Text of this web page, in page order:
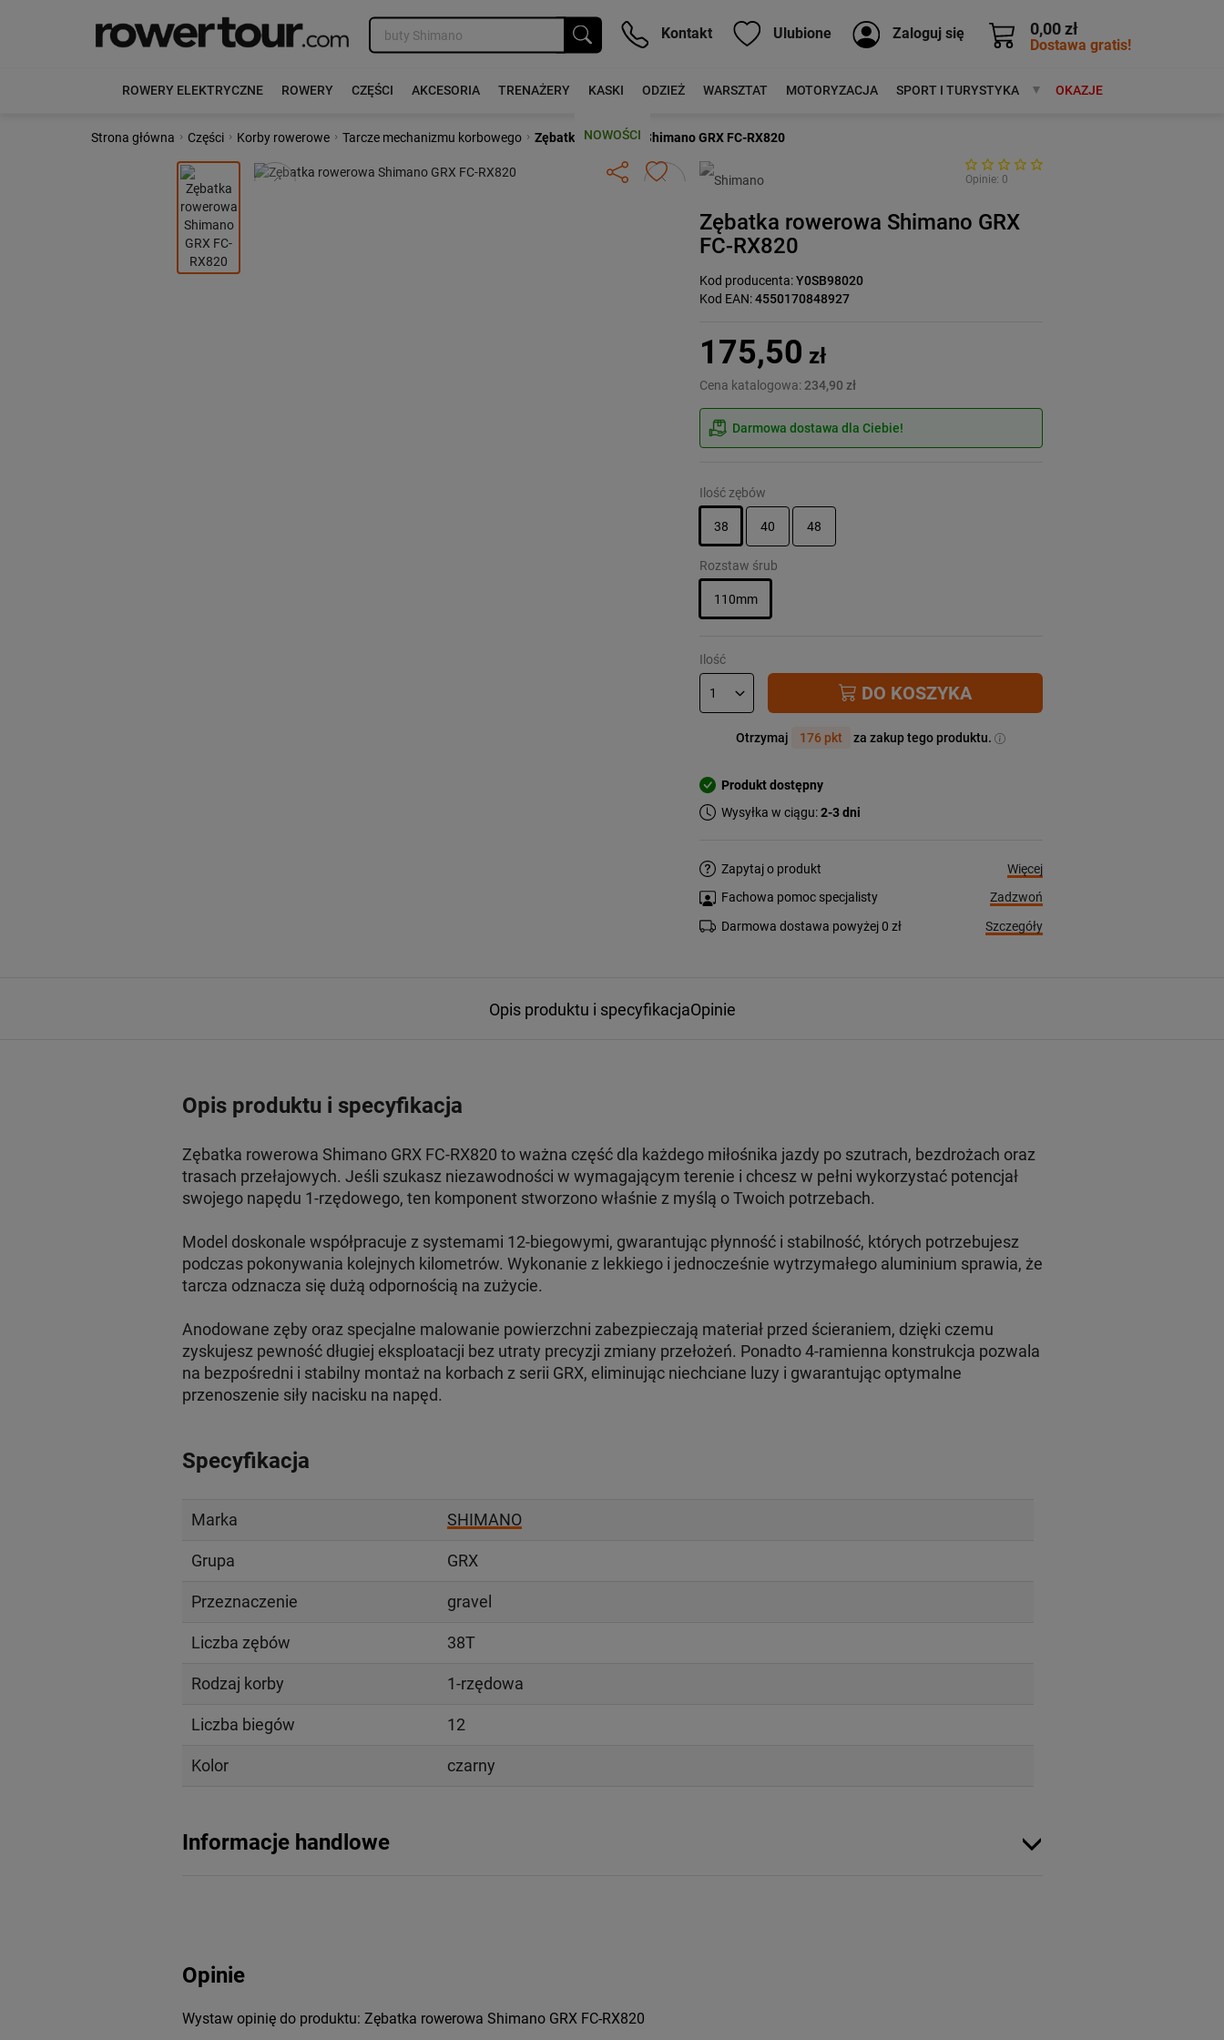
0,00 zł
Dostawa gratis!
Kontakt Ulubione Zaloguj się
ROWERY ELEKTRYCZNE ROWERY CZĘŚCI AKCESORIA TRENAŻERY KASKI ODZIEŻ WARSZTAT MOTORYZACJA SPORT I TURYSTYKA MARKIOKAZJE
NOWOŚCI
Strona główna › Części › Korby rowerowe › Tarcze mechanizmu korbowego › Zębatka rowerowa Shimano GRX FC-RX820
Poprzedni Następny Opinie: 0
Zębatka rowerowa Shimano GRX
FC-RX820
Kod producenta:Y0SB98020
Kod EAN:4550170848927
175,50 zł
Cena katalogowa:234,90 zł
Darmowa dostawa dla Ciebie!
Ilość zębów
38 40 48
Rozstaw śrub
110mm
Ilość
DO KOSZYKA
Otrzymaj 176 pkt za zakup tego produktu.
Produkt dostępny
Wysyłka w ciągu:2-3 dni
Zapytaj o produkt
Więcej
Fachowa pomoc specjalisty
Zadzwoń
Darmowa dostawa powyżej 0 zł
Szczegóły
Opis produktu i specyfikacjaOpinie
Opis produktu i specyfikacja
Zębatka rowerowa Shimano GRX FC-RX820 to ważna część dla każdego miłośnika jazdy po szutrach, bezdrożach oraz
trasach przełajowych. Jeśli szukasz niezawodności w wymagającym terenie i chcesz w pełni wykorzystać potencjał
swojego napędu 1-rzędowego, ten komponent stworzono właśnie z myślą o Twoich potrzebach.
Model doskonale współpracuje z systemami 12-biegowymi, gwarantując płynność i stabilność, których potrzebujesz
podczas pokonywania kolejnych kilometrów. Wykonanie z lekkiego i jednocześnie wytrzymałego aluminium sprawia, że
tarcza odznacza się dużą odpornością na zużycie.
Anodowane zęby oraz specjalne malowanie powierzchni zabezpieczają materiał przed ścieraniem, dzięki czemu
zyskujesz pewność długiej eksploatacji bez utraty precyzji zmiany przełożeń. Ponadto 4-ramienna konstrukcja pozwala
na bezpośredni i stabilny montaż na korbach z serii GRX, eliminując niechciane luzy i gwarantując optymalne
przenoszenie siły nacisku na napęd.
Specyfikacja
Marka SHIMANO
Grupa GRX
Przeznaczenie gravel
Liczba zębów 38T
Rodzaj korby 1-rzędowa
Liczba biegów 12
Kolor czarny
Informacje handlowe
Opinie
Wystaw opinię do produktu: Zębatka rowerowa Shimano GRX FC-RX820